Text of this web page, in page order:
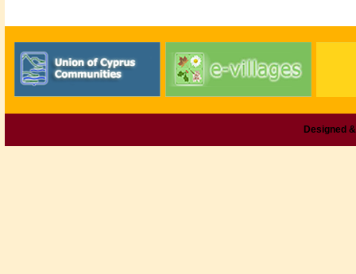
Designed